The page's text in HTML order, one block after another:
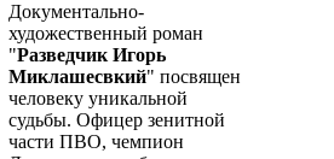
Документально-
художественный роман
"Разведчик Игорь
Миклашесвкий" посвящен
человеку уникальной
судьбы. Офицер зенитной
части ПВО, чемпион